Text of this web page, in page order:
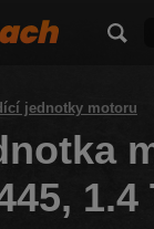
jednotky motoru
1.4